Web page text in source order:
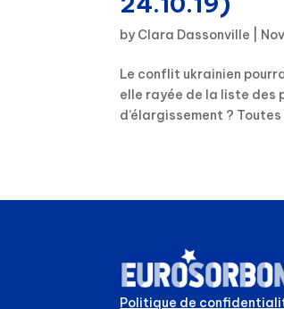
by Clara Dassonville
Le conflit ukrainien
elle rayée de la liste des
d’élargissement ? Toutes
Politique de